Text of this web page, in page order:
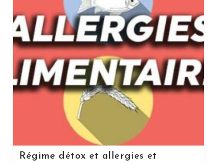
Régime détox et allergies et